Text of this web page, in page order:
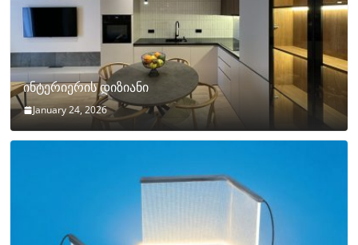
ინტერიერის დიზიანი
January 24, 2026